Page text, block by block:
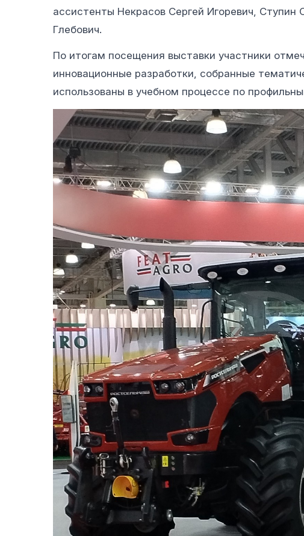
ассистенты Некрасов Сергей Игоревич, Ступин
Глебович.
По итогам посещения выставки участники
инновационные разработки, собранные
использованы в учебном процессе по